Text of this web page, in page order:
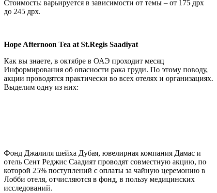
Стоимость: варьируется в зависимости от темы – от 175 дрх
до 245 дрх.
Hope Afternoon Tea at St.Regis Saadiyat
Как вы знаете, в октябре в ОАЭ проходит месяц
Информирования об опасности рака груди. По этому поводу,
акции проводятся практически во всех отелях и организациях.
Выделим одну из них:
Фонд Джалиля шейха Дубая, ювелирная компания Дамас и
отель Сент Реджис Саадият проводят совместную акцию, по
которой 25% поступлений с оплаты за чайную церемонию в
Лобби отеля, отчисляются в фонд, в пользу медицинских
исследований.